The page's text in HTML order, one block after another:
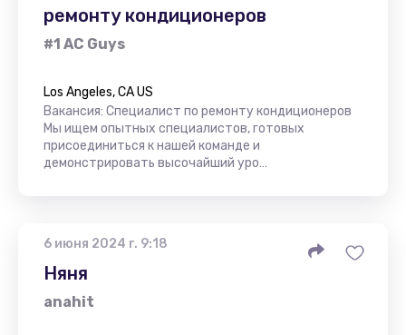
ремонту кондиционеров
#1 AC Guys
Los Angeles, CA US
Вакансия: Специалист по ремонту кондиционеров
Мы ищем опытных специалистов, готовых
присоединиться к нашей команде и
демонстрировать высочайший уро…
6 июня 2024 г. 9:18
Няня
anahit